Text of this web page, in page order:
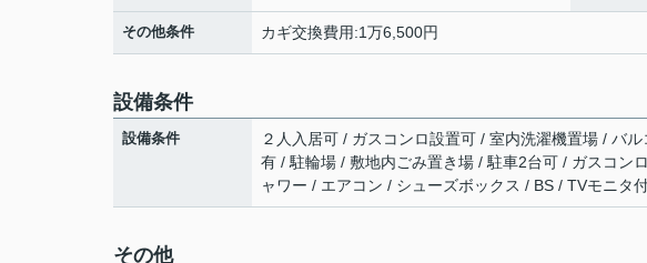
その他条件 カギ交換費用:1万6,500円
設備条件
設備条件
２人入居可 / ガスコンロ設置可 / 室内洗濯機置場 / バ
有 / 駐輪場 / 敷地内ごみ置き場 / 駐車2台可 / ガスコン
ャワー / エアコン / シューズボックス / BS / TVモニタ
その他